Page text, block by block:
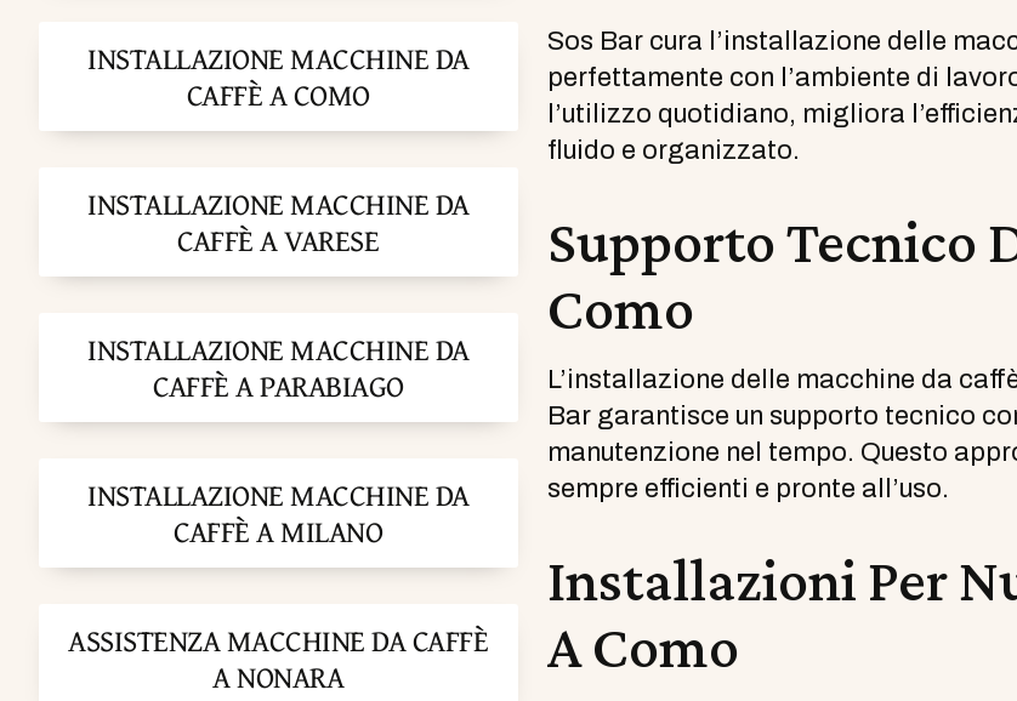
INSTALLAZIONE MACCHINE DA
CAFFÈ A COMO
INSTALLAZIONE MACCHINE DA
CAFFÈ A VARESE
INSTALLAZIONE MACCHINE DA
CAFFÈ A PARABIAGO
INSTALLAZIONE MACCHINE DA
CAFFÈ A MILANO
ASSISTENZA MACCHINE DA CAFFÈ
A NONARA
Sos Bar cura l’installazione delle
perfettamente con l’ambiente di
l’utilizzo quotidiano, migliora
fluido e organizzato.
Supporto Tecnico
Como
L’installazione delle macchine da
Bar garantisce un supporto tecnico
manutenzione nel tempo. Questo
sempre efficienti e pronte all’uso.
Installazioni Per
A Como